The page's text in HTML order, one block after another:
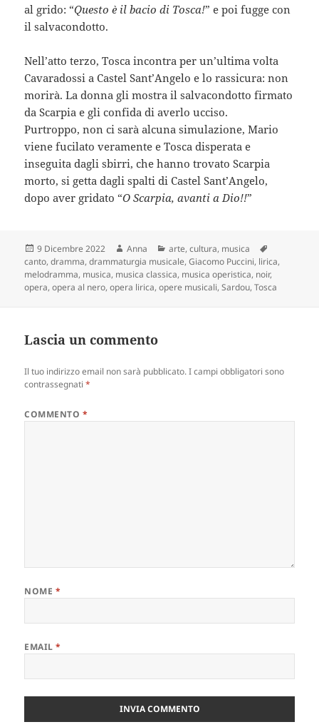
al grido: “Questo è il bacio di Tosca!” e poi fugge con
il salvacondotto.
Nell’atto terzo, Tosca incontra per un’ultima volta
Cavaradossi a Castel Sant’Angelo e lo rassicura: non
morirà. La donna gli mostra il salvacondotto firmato
da Scarpia e gli confida di averlo ucciso.
Purtroppo, non ci sarà alcuna simulazione, Mario
viene fucilato veramente e Tosca disperata e
inseguita dagli sbirri, che hanno trovato Scarpia
morto, si getta dagli spalti di Castel Sant’Angelo,
dopo aver gridato “O Scarpia, avanti a Dio!!”
Scritto
il
9 Dicembre 2022 Autore
Anna Categorie
arte,cultura, musica
canto,dramma,drammaturgia musicale,Giacomo Puccini, lirica,
melodramma, musica, musica classica, musica operistica, noir,
opera,opera al nero,opera lirica,opere musicali,Sardou,Tosca
Lascia un commento
Il tuo indirizzo email non sarà pubblicato. I campi obbligatori sono
contrassegnati*
COMMENTO *
NOME *
EMAIL*